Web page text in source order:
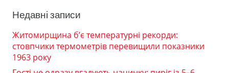
Недавні записи
Житомирщина б’є температурні рекорди:
стовпчики термометрів перевищили показники
1963 року